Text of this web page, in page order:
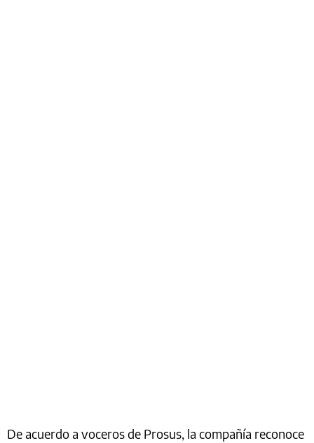
De acuerdo a voceros de Prosus, la compañía reconoce